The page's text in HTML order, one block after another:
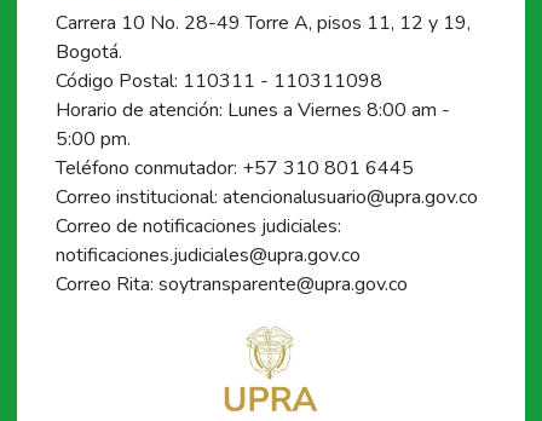
Carrera 10 No. 28-49 Torre A, pisos 11, 12 y 19,
Bogotá.
Código Postal: 110311 - 110311098
Horario de atención: Lunes a Viernes 8:00 am -
5:00 pm.
Teléfono conmutador: +57 310 801 6445
Correo institucional: atencionalusuario@upra.gov.co
Correo de notificaciones judiciales:
notificaciones.judiciales@upra.gov.co
Correo Rita: soytransparente@upra.gov.co